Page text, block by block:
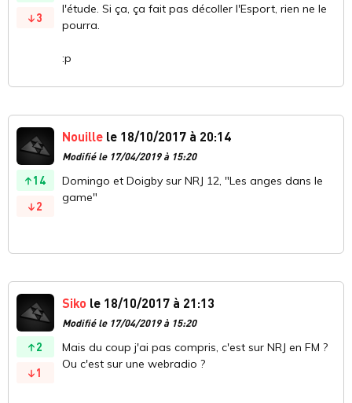
3
l'étude. Si ça, ça fait pas décoller l'Esport, rien ne le
pourra.
:p
14
2
Nouille le 18/10/2017 à 20:14
Modifié le 17/04/2019 à 15:20
Domingo et Doigby sur NRJ 12, "Les anges dans le
game"
2
1
Siko le 18/10/2017 à 21:13
Modifié le 17/04/2019 à 15:20
Mais du coup j'ai pas compris, c'est sur NRJ en FM ?
Ou c'est sur une webradio ?